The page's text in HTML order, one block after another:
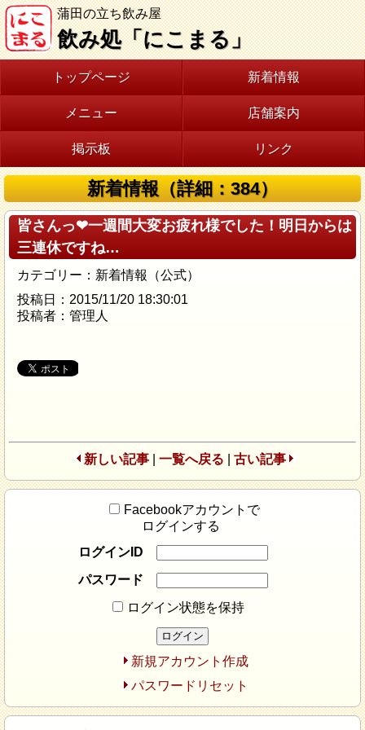
蒲田の立ち飲み屋
飲み処「にこまる」
トップページ 新着情報
メニュー 店舗案内
掲示板 リンク
新着情報（詳細：384）
皆さんっ❤一週間大変お疲れ様でした！明日からは
三連休ですね…
カテゴリー：新着情報（公式）
投稿日：2015/11/20 18:30:01
投稿者：管理人
新しい記事| 一覧へ戻る 古い記事
Facebookアカウントで
ログインする
ログインID
パスワード
ログイン状態を保持
新規アカウント作成
パスワードリセット